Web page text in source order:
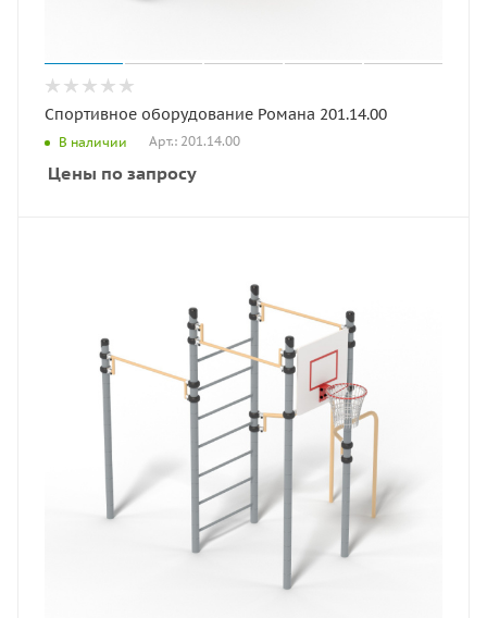
Спортивное оборудование Романа 201.14.00
В наличии Арт.: 201.14.00
Цены по запросу